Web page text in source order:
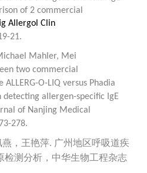
of 2 commercial
Allergol Clin
21.
Mahler, Mei
two commercial
ALLERG-O-LIQ versus Phadia
detecting allergen-specific IgE
of Nanjing Medical
278.
，王艳萍. 广州地区呼吸道疾
检测分析，中华生物工程杂志